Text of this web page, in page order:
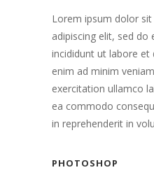
Lorem ipsum dolor
adipiscing elit, sed
incididunt ut labore et
enim ad minim
exercitation ullamco
ea commodo
in reprehenderit in
PHOTOSHOP